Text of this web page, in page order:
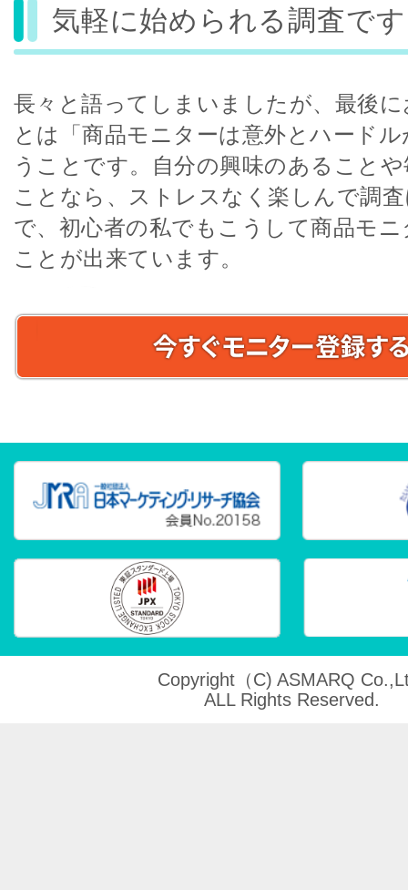
気軽に始められる調査で
長々と語ってしまいましたが、最後
とは「商品モニターは意外とハード
うことです。自分の興味のあること
ことなら、ストレスなく楽しんで調
で、初心者の私でもこうして商品モ
ことが出来ています。
Copyright（C) ASMARQ
ALL Rights Reserved.